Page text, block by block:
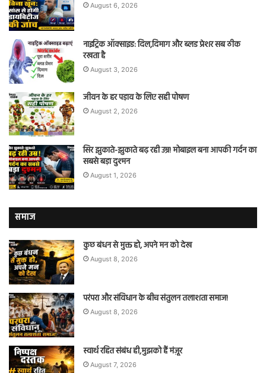
August 6, 2026
नाइट्रिक ऑक्साइड: दिल,दिमाग और ब्लड प्रेशर सब ठीक
रखता है
August 3, 2026
जीवन के हर पड़ाव के लिए सही पोषण
August 2, 2026
सिर झुकाते-झुकाते बढ़ रही उम्र! मोबाइल बना आपकी गर्दन का
सबसे बड़ा दुश्मन
August 1, 2026
समाज
कुछ बंधन से मुक्त हो, अपने मन को देख
August 8, 2026
परंपरा और संविधान के बीच संतुलन तलाशता समाज!
August 8, 2026
स्वार्थ रहित संबंध ही,मुझको हैं मंज़ूर
August 7, 2026